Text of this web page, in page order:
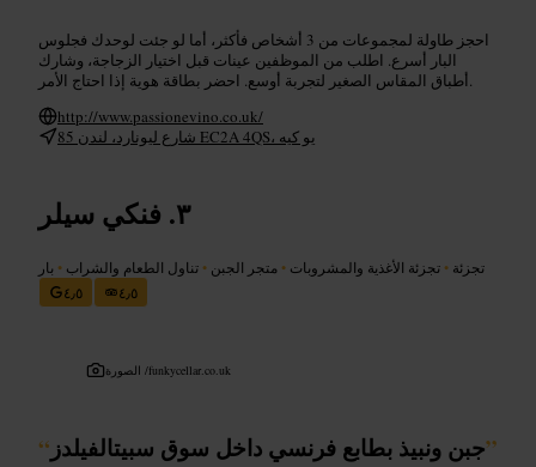
احجز طاولة لمجموعات من 3 أشخاص فأكثر، أما لو جئت لوحدك فجلوس
البار أسرع. اطلب من الموظفين عينات قبل اختيار الزجاجة، وشارك
أطباق المقاس الصغير لتجربة أوسع. احضر بطاقة هوية إذا احتاج الأمر.
http://www.passionevino.co.uk/
85 شارع ليونارد، لندن EC2A 4QS، يو كيه
فنكي سيلر
تجزئة • تجزئة الأغذية والمشروبات • متجر الجبن • تناول الطعام والشراب • بار
٤٫٥
٤٫٥
الصورة /funkycellar.co.uk
“ جبن ونبيذ بطابع فرنسي داخل سوق سبيتالفيلدز”